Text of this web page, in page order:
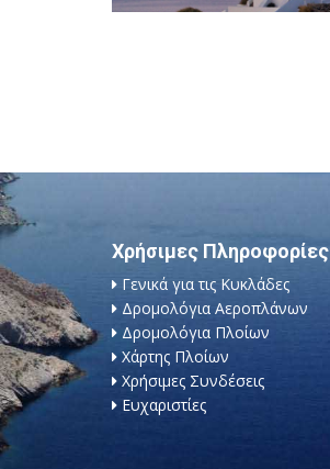
Χρήσιμες Πληροφορίες
Γενικά για τις Κυκλάδες
Δρομολόγια Αεροπλάνων
Δρομολόγια Πλοίων
Χάρτης Πλοίων
Χρήσιμες Συνδέσεις
Ευχαριστίες